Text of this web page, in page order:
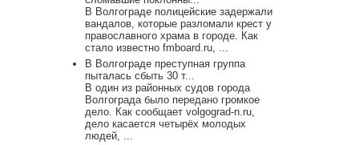
В Волгограде полицейские задержали
вандалов, которые разломали крест у
православного храма в городе. Как
стало известно fmboard.ru, ...
В Волгограде преступная группа
пыталась сбыть 30 т...
В один из районных судов города
Волгограда было передано громкое
дело. Как сообщает volgograd-n.ru,
дело касается четырёх молодых
людей, ...